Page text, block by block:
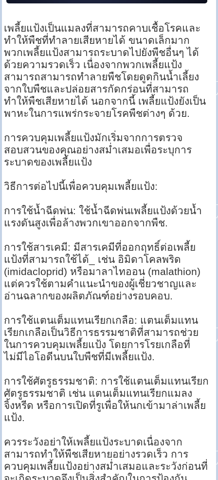
เพลี้ยแป้งเป็นแมลงที่สามารถคาบเชื้อโรคและ
ทำให้พืชที่ทำลายเสียหายได้ ขนาดเล็กมาก
พวกเพลี้ยแป้งสามารถระบาดไปยังพืชอื่นๆ ได้
ด้วยความรวดเร็ว เนื่องจากพวกเพลี้ยแป้ง
สามารถสามารถทำลายพืชโดยดูดกินน้ำเลี้ยง
จากใบพืชและปล่อยสารกัดกร่อนที่สามารถ
ทำให้พืชเสียหายได้ นอกจากนี้ เพลี้ยแป้งยังเป็น
พาหะในการแพร่กระจายโรคพืชต่างๆ ด้วย.
การควบคุมเพลี้ยแป้งมักเริ่มจากการตรวจ
สอบสวนของคุณอย่างสม่ำเสมอเพื่อระบุการ
ระบาดของเพลี้ยแป้ง
วิธีการต่อไปนี้เพื่อควบคุมเพลี้ยแป้ง:
การใช้น้ำฉีดพ่น: ใช้น้ำฉีดพ่นเพลี้ยแป้งด้วยน้ำ
แรงดันสูงเพื่อล้างพวกเขาออกจากพืช.
การใช้สารเคมี: มีสารเคมีที่ออกฤทธิ์ต่อเพลี้ย
แป้งที่สามารถใช้ได้_ เช่น อิมิดาโคลพริด
(imidacloprid) หรือมาลาไทออน (malathion)
แต่ควรใช้ตามคำแนะนำของผู้เชี่ยวชาญและ
อ่านฉลากของผลิตภัณฑ์อย่างรอบคอบ.
การใช้แตนเต็มแทนเรียกเกลือ: แตนเต็มแทน
เรียกเกลือเป็นวิธีการธรรมชาติที่สามารถช่วย
ในการควบคุมเพลี้ยแป้ง โดยการโรยเกลือที่
ไม่มีไอโอดีนบนใบพืชที่มีเพลี้ยแป้ง.
การใช้ศัตรูธรรมชาติ: การใช้แตนเต็มแทนเรียก
ศัตรูธรรมชาติ เช่น แตนเต็มแทนเรียกแมลง
จิ้งหรีด หรือการเปิดที่รูเพื่อให้นกเข้ามาล่าเพลี้ย
แป้ง.
ควรระวังอย่าให้เพลี้ยแป้งระบาดเนื่องจาก
สามารถทำให้พืชเสียหายอย่างรวดเร็ว การ
ควบคุมเพลี้ยแป้งอย่างสม่ำเสมอและระวังก่อนที่